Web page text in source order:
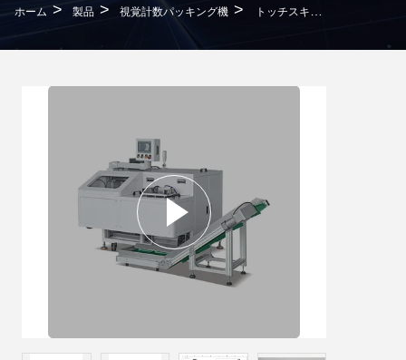
ホーム > 製品 > 視覚計数パッキング機 > トッチスキャーン制御付きの AC220V 自動大袋式梱包機